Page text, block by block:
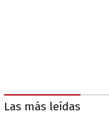
Las más leídas